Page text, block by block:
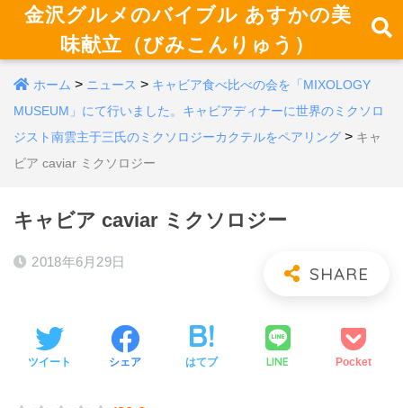
金沢グルメのバイブル あすかの美
味献立（びみこんりゅう）
ホーム > ニュース > キャビア食べ比べの会を「MIXOLOGY
MUSEUM」にて行いました。キャビアディナーに世界のミクソロ
ジスト南雲主于三氏のミクソロジーカクテルをペアリング > キャ
ビア caviar ミクソロジー
キャビア caviar ミクソロジー
2018年6月29日
ツイート シェア はてブ LINE Pocket